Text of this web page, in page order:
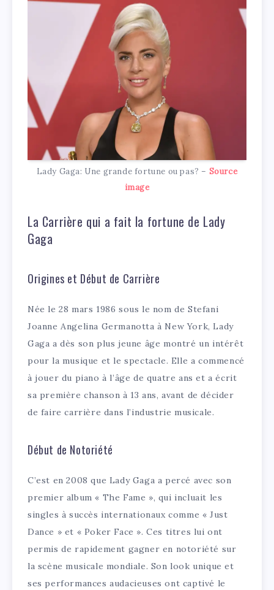
Lady Gaga: Une grande fortune ou pas? – Source
image
La Carrière qui a fait la fortune de Lady
Gaga
Origines et Début de Carrière
Née le 28 mars 1986 sous le nom de Stefani
Joanne Angelina Germanotta à New York, Lady
Gaga a dès son plus jeune âge montré un intérêt
pour la musique et le spectacle. Elle a commencé
à jouer du piano à l’âge de quatre ans et a écrit
sa première chanson à 13 ans, avant de décider
de faire carrière dans l’industrie musicale.
Début de Notoriété
C’est en 2008 que Lady Gaga a percé avec son
premier album « The Fame », qui incluait les
singles à succès internationaux comme « Just
Dance » et « Poker Face ». Ces titres lui ont
permis de rapidement gagner en notoriété sur
la scène musicale mondiale. Son look unique et
ses performances audacieuses ont captivé le